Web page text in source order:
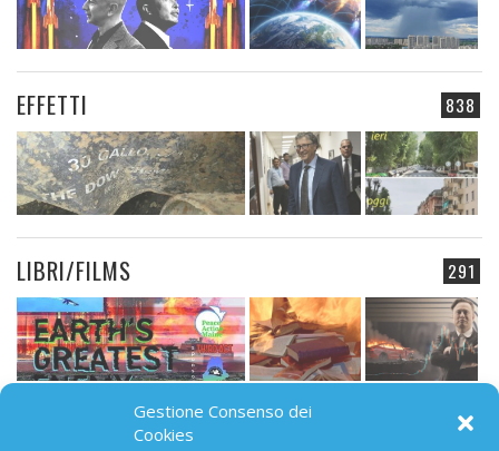
Gestione Consenso dei
Cookies
838
EFFETTI
291
LIBRI/FILMS
91
CAMPO ELETTROMAGNETICO